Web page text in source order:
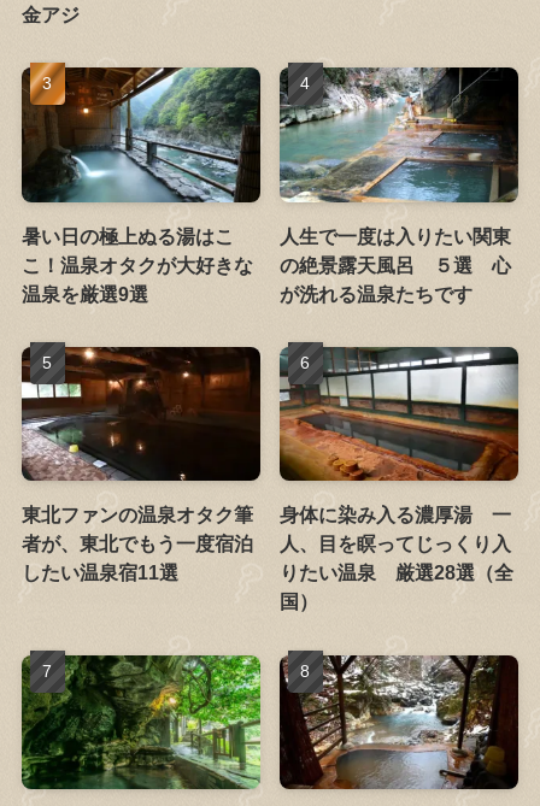
金アジ
暑い日の極上ぬる湯はこ
こ！温泉オタクが大好きな
温泉を厳選9選
人生で一度は入りたい関東
の絶景露天風呂 ５選 心
が洗れる温泉たちです
東北ファンの温泉オタク筆
者が、東北でもう一度宿泊
したい温泉宿11選
身体に染み入る濃厚湯 一
人、目を瞑ってじっくり入
りたい温泉 厳選28選（全
国）